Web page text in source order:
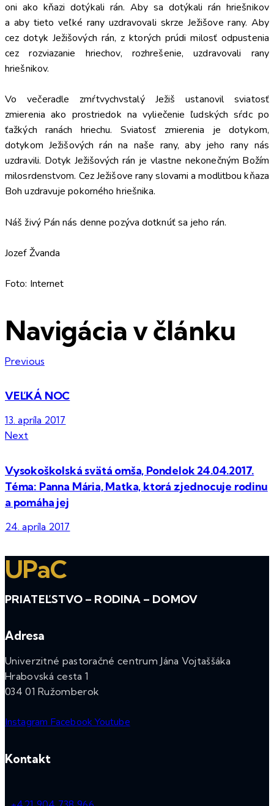
oni ako kňazi dotýkali rán. Aby sa dotýkali rán hriešnikov
a aby tieto veľké rany uzdravovali skrze Ježišove rany. Aby
cez dotyk Ježišových rán, z ktorých prúdi milosť odpustenia
cez rozviazanie hriechov, rozhrešenie, uzdravovali rany
hriešnikov.
Vo večeradle zmŕtvychvstalý Ježiš ustanovil sviatosť
zmierenia ako prostriedok na vyliečenie ľudských sŕdc po
ťažkých ranách hriechu. Sviatosť zmierenia je dotykom,
dotykom Ježišových rán na naše rany, aby jeho rany nás
uzdravili. Dotyk Ježišových rán je vlastne nekonečným Božím
milosrdenstvom. Cez Ježišove rany slovami a modlitbou kňaza
Boh uzdravuje pokorného hriešnika.
Náš živý Pán nás denne pozýva dotknúť sa jeho rán.
Jozef Žvanda
Foto: Internet
Navigácia v článku
Previous
VEĽKÁ NOC
13. apríla 2017
Next
Vysokoškolská svätá omša, Pondelok 24.04.2017.
Téma: Panna Mária, Matka, ktorá zjednocuje rodinu
a pomáha jej
24. apríla 2017
UPaC
PRIATEĽSTVO – RODINA – DOMOV
Adresa
Univerzitné pastoračné centrum Jána Vojtaššáka
Hrabovská cesta 1
034 01 Ružomberok
Instagram Facebook Youtube
Kontakt